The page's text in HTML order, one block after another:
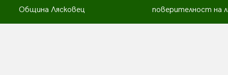
Община Лясковец
поверителност на